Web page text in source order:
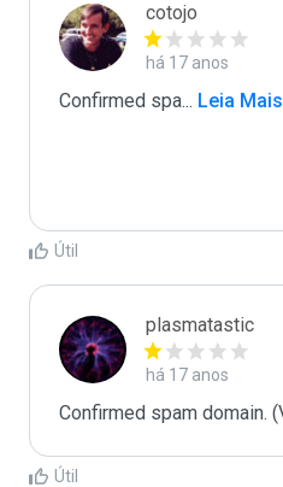
cotojo
há 17 anos
Confirmed spa... Leia Mais
Útil
plasmatastic
há 17 anos
Confirmed spam domain.
Útil